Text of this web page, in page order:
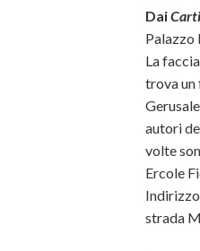
Dai
Palazzo
La
trova un
autori
volte
Ercole
strada